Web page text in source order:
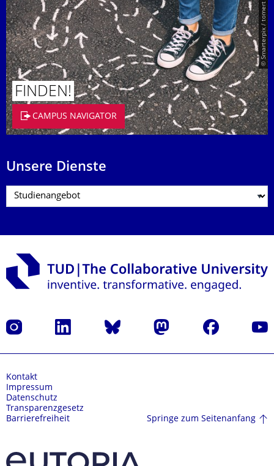
© Smarterpix / tomert
FINDEN!
CAMPUS NAVIGATOR
Unsere Dienste
Instagram LinkedIn Bluesky Mastodon Facebook
Kontakt
Impressum
Datenschutz
Transparenzgesetz
Barrierefreiheit
Springe zum Seitenanfang